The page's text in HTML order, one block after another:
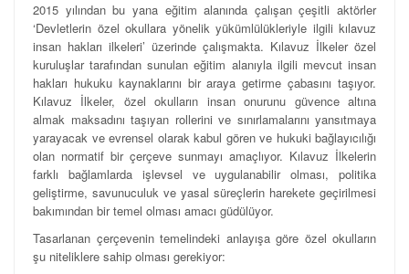
2015 yılından bu yana eğitim alanında çalışan çeşitli aktörler
‘Devletlerin özel okullara yönelik yükümlülükleriyle ilgili kılavuz
insan hakları ilkeleri’ üzerinde çalışmakta. Kılavuz İlkeler özel
kuruluşlar tarafından sunulan eğitim alanıyla ilgili mevcut insan
hakları hukuku kaynaklarını bir araya getirme çabasını taşıyor.
Kılavuz İlkeler, özel okulların insan onurunu güvence altına
almak maksadını taşıyan rollerini ve sınırlamalarını yansıtmaya
yarayacak ve evrensel olarak kabul gören ve hukuki bağlayıcılığı
olan normatif bir çerçeve sunmayı amaçlıyor. Kılavuz İlkelerin
farklı bağlamlarda işlevsel ve uygulanabilir olması, politika
geliştirme, savunuculuk ve yasal süreçlerin harekete geçirilmesi
bakımından bir temel olması amacı güdülüyor.
Tasarlanan çerçevenin temelindeki anlayışa göre özel okulların
şu niteliklere sahip olması gerekiyor: